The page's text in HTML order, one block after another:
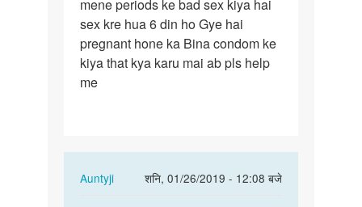
mene
periods
ke
bad
sex
mene periods ke bad sex kiya hai
sex kre hua 6 din ho Gye hai
pregnant hone ka Bina condom ke
kiya that kya karu mai ab pls help
me
Auntyji
शनि, 01/26/2019 - 12:08 बजे
In